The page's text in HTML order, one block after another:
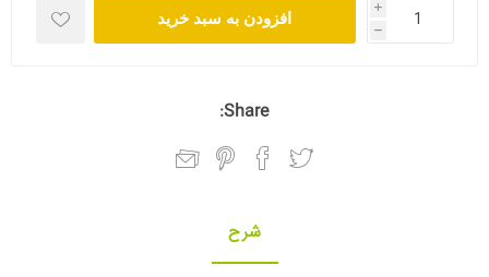
i
h
افزودن به سبد خرید
Share:
شرح